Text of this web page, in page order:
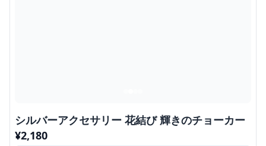
シルバーアクセサリー 花結び 輝きのチョーカー
¥2,180